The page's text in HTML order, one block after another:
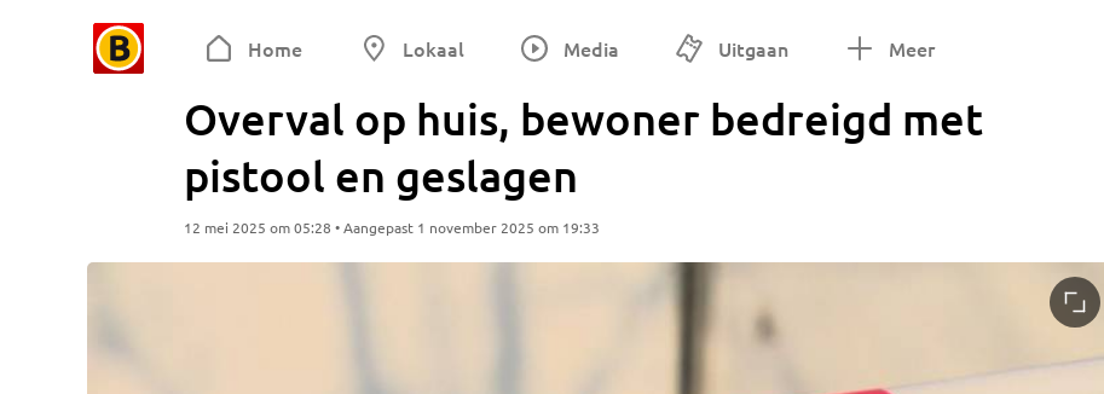
Home Lokaal Media Uitgaan Meer
Overval op huis, bewoner bedreigd met
pistool en geslagen
12 mei 2025 om 05:28 • Aangepast 1 november 2025 om 19:33